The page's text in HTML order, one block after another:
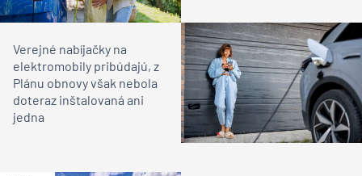
Verejné nabíjačky na
elektromobily pribúdajú, z
Plánu obnovy však nebola
doteraz inštalovaná ani
jedna